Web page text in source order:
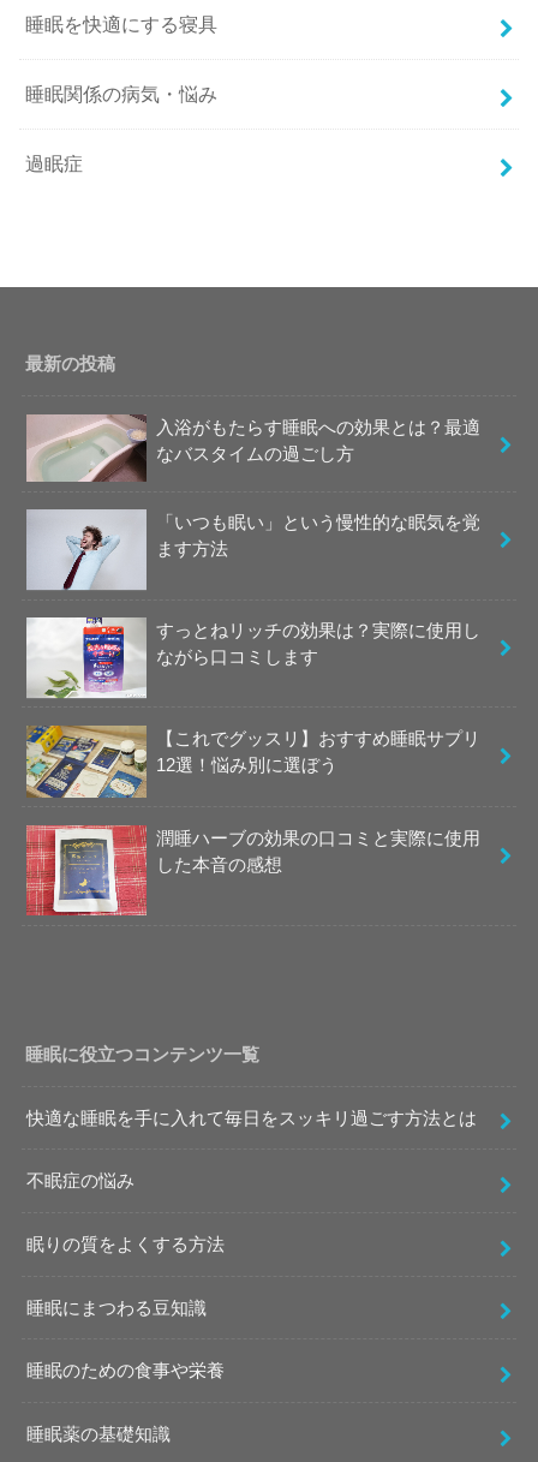
睡眠を快適にする寝具
睡眠関係の病気・悩み
過眠症
最新の投稿
入浴がもたらす睡眠への効果とは？最適
なバスタイムの過ごし方
「いつも眠い」という慢性的な眠気を覚
ます方法
すっとねリッチの効果は？実際に使用し
ながら口コミします
【これでグッスリ】おすすめ睡眠サプリ
12選！悩み別に選ぼう
潤睡ハーブの効果の口コミと実際に使用
した本音の感想
睡眠に役立つコンテンツ一覧
快適な睡眠を手に入れて毎日をスッキリ過ごす方法とは
不眠症の悩み
眠りの質をよくする方法
睡眠にまつわる豆知識
睡眠のための食事や栄養
睡眠薬の基礎知識